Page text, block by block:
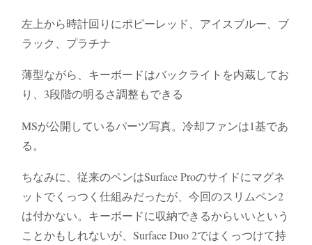
左上から時計回りにポピーレッド、アイスブルー、ブ
ラック、プラチナ
薄型ながら、キーボードはバックライトを内蔵してお
り、3段階の明るさ調整もできる
MSが公開しているパーツ写真。冷却ファンは1基であ
る。
ちなみに、従来のペンはSurface Proのサイドにマグネ
ットでくっつく仕組みだったが、今回のスリムペン2
は付かない。キーボードに収納できるからいいという
ことかもしれないが、Surface Duo 2ではくっつけて持